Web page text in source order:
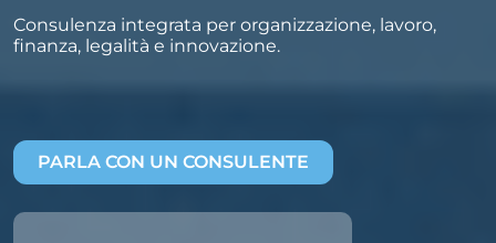
Consulenza integrata per organizzazione, lavoro,
finanza, legalità e innovazione.
PARLA CON UN CONSULENTE